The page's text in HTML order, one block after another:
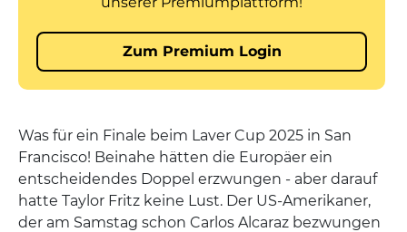
Was für ein Finale beim Laver Cup 2025 in San
Francisco! Beinahe hätten die Europäer ein
entscheidendes Doppel erzwungen - aber darauf
hatte Taylor Fritz keine Lust. Der US-Amerikaner,
der am Samstag schon Carlos Alcaraz bezwungen